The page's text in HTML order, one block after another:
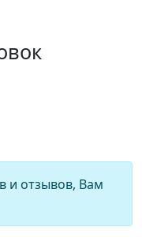
и отзывов, Вам